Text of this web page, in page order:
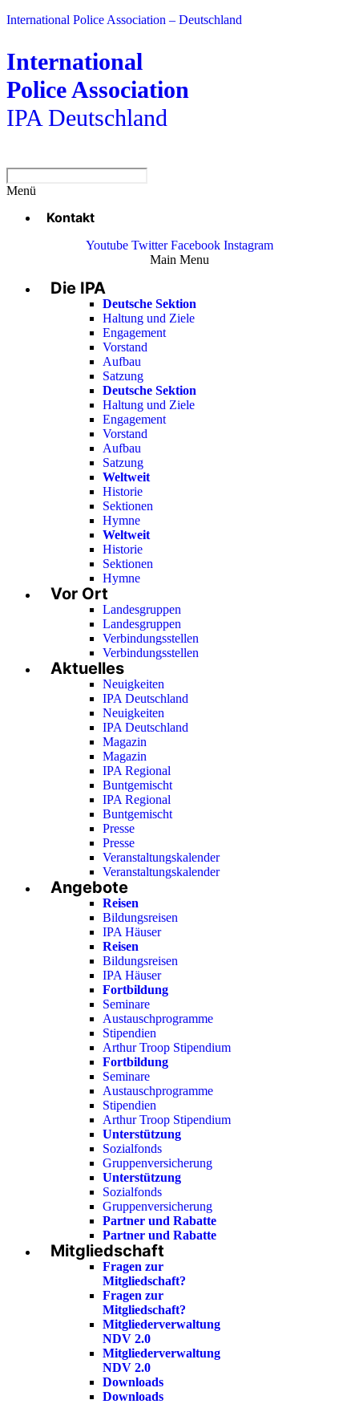
International Police Association – Deutschland
International
Police Association
IPA Deutschland
Menü
Kontakt
Youtube Twitter Facebook Instagram
Main Menu
Die IPA
Deutsche Sektion
Haltung und Ziele
Engagement
Vorstand
Aufbau
Satzung
Deutsche Sektion
Haltung und Ziele
Engagement
Vorstand
Aufbau
Satzung
Weltweit
Historie
Sektionen
Hymne
Weltweit
Historie
Sektionen
Hymne
Vor Ort
Landesgruppen
Landesgruppen
Verbindungsstellen
Verbindungsstellen
Aktuelles
Neuigkeiten
IPA Deutschland
Neuigkeiten
IPA Deutschland
Magazin
Magazin
IPA Regional
Buntgemischt
IPA Regional
Buntgemischt
Presse
Presse
Veranstaltungskalender
Veranstaltungskalender
Angebote
Reisen
Bildungsreisen
IPA Häuser
Reisen
Bildungsreisen
IPA Häuser
Fortbildung
Seminare
Austauschprogramme
Stipendien
Arthur Troop Stipendium
Fortbildung
Seminare
Austauschprogramme
Stipendien
Arthur Troop Stipendium
Unterstützung
Sozialfonds
Gruppenversicherung
Unterstützung
Sozialfonds
Gruppenversicherung
Partner und Rabatte
Partner und Rabatte
Mitgliedschaft
Fragen zur
Mitgliedschaft?
Fragen zur
Mitgliedschaft?
Mitgliederverwaltung
NDV 2.0
Mitgliederverwaltung
NDV 2.0
Downloads
Downloads